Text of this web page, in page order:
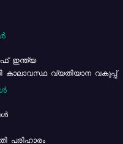
ഇന്ത്യ
കാലാവസ്ഥ വ്യതിയാന വകുപ്പ്
പരിഹാരം